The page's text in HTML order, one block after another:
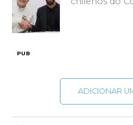
PUB
ADICIONAR